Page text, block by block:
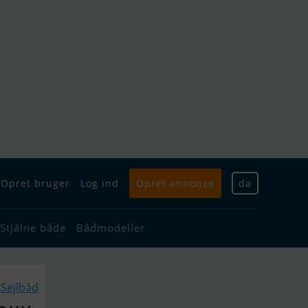
Opret bruger Log ind Opret annonce da
Stjålne både Bådmodeller